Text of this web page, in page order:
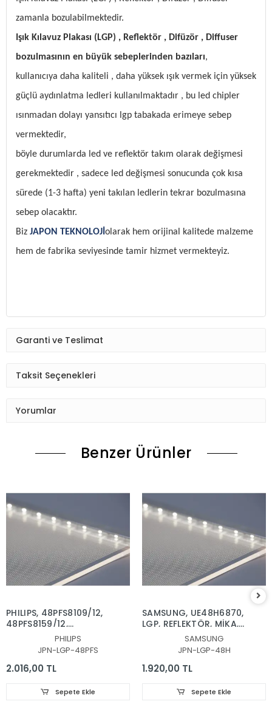
zamanla bozulabilmektedir.
Işık Kılavuz Plakası (LGP) , Reflektör , Difüzör , Diffuser
bozulmasının en büyük sebeplerinden bazıları,
kullanıcıya daha kaliteli , daha yüksek ışık vermek için yüksek
güçlü aydınlatma ledleri kullanılmaktadır , bu led chipler
ısınmadan dolayı yansıtıcı lgp tabakada erimeye sebep
vermektedir,
böyle durumlarda led ve reflektör takım olarak değişmesi
gerekmektedir , sadece led değişmesi sonucunda çok kısa
sürede (1-3 hafta) yeni takılan ledlerin tekrar bozulmasına
sebep olacaktır.
Biz JAPON TEKNOLOJİolarak hem orijinal kalitede malzeme
hem de fabrika seviyesinde tamir hizmet vermekteyiz.
Garanti ve Teslimat
Taksit Seçenekleri
Yorumlar
Benzer Ürünler
PHILIPS, 48PFS8109/12,
48PFS8159/12,
REFLEKTOR, DİFÜZÖR,
LGP, BACKLIGHT PLEKSİ,
IŞIK YANSITICI TABAKA
PHILIPS
JPN-LGP-48PFS
2.016,00 TL
Sepete Ekle
SAMSUNG, UE48H6870,
LGP, REFLEKTÖR, MİKA,
DİFÜZÖR,VH80-
480SMA-R2, VH80-
480SMB-R2, BN96-
30655A, BN96-30654A,
SAMSUNG
JPN-LGP-48H
1.920,00 TL
Sepete Ekle